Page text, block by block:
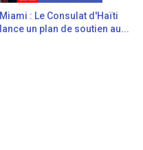
Miami : Le Consulat d'Haïti
lance un plan de soutien au...